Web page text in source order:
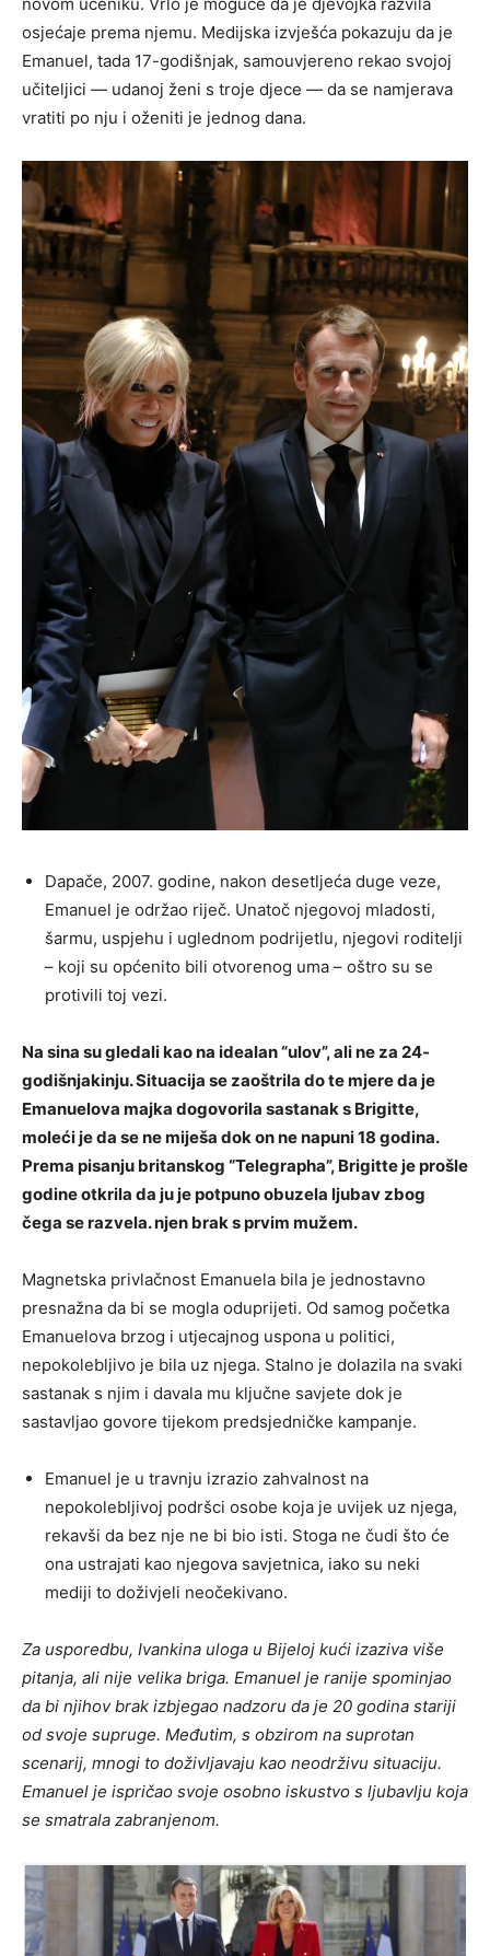
osjećaje prema njemu. Medijska izvješća pokazuju da je
Emanuel, tada 17-godišnjak, samouvjereno rekao svojoj
učiteljici — udanoj ženi s troje djece — da se namjerava
vratiti po nju i oženiti je jednog dana.
Dapače, 2007. godine, nakon desetljeća duge veze,
Emanuel je održao riječ. Unatoč njegovoj mladosti,
šarmu, uspjehu i uglednom podrijetlu, njegovi roditelji
– koji su općenito bili otvorenog uma – oštro su se
protivili toj vezi.
Na sina su gledali kao na idealan “ulov”, ali ne za 24-
godišnjakinju. Situacija se zaoštrila do te mjere da je
Emanuelova majka dogovorila sastanak s Brigitte,
moleći je da se ne miješa dok on ne napuni 18 godina.
Prema pisanju britanskog “Telegrapha”, Brigitte je prošle
godine otkrila da ju je potpuno obuzela ljubav zbog
čega se razvela. njen brak s prvim mužem.
Magnetska privlačnost Emanuela bila je jednostavno
presnažna da bi se mogla oduprijeti. Od samog početka
Emanuelova brzog i utjecajnog uspona u politici,
nepokolebljivo je bila uz njega. Stalno je dolazila na svaki
sastanak s njim i davala mu ključne savjete dok je
sastavljao govore tijekom predsjedničke kampanje.
Emanuel je u travnju izrazio zahvalnost na
nepokolebljivoj podršci osobe koja je uvijek uz njega,
rekavši da bez nje ne bi bio isti. Stoga ne čudi što će
ona ustrajati kao njegova savjetnica, iako su neki
mediji to doživjeli neočekivano.
Za usporedbu, Ivankina uloga u Bijeloj kući izaziva više
pitanja, ali nije velika briga. Emanuel je ranije spominjao
da bi njihov brak izbjegao nadzoru da je 20 godina stariji
od svoje supruge. Međutim, s obzirom na suprotan
scenarij, mnogi to doživljavaju kao neodrživu situaciju.
Emanuel je ispričao svoje osobno iskustvo s ljubavlju koja
se smatrala zabranjenom.